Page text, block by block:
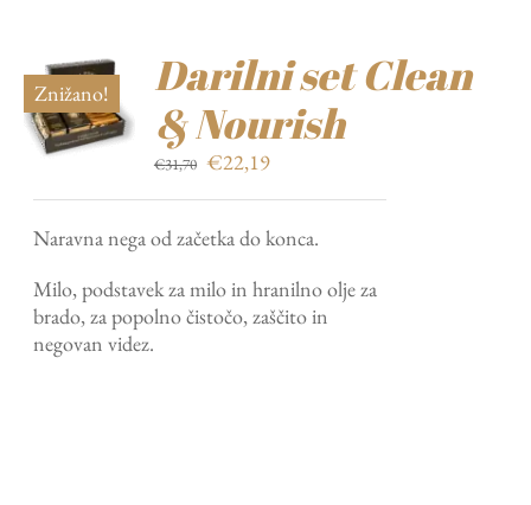
Znižano!
Darilni set Clean
& Nourish
€31,70 Izvirna
bila:
€22,19Trenutna
€22,19.
Naravna nega od začetka do konca.
Milo, podstavek za milo in hranilno olje za
brado, za popolno čistočo, zaščito in
negovan videz.